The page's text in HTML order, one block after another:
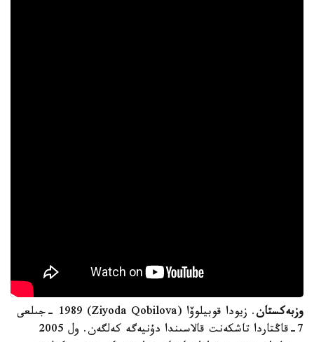
وزبەكستان
. زيودا قوبيلوۆا (Ziyoda Qobilova) 1989 -جىلعى
7-قاڭتاردا تاشكەنت قالاسىندا دۇنيەگە كەلگەن. ول 2005